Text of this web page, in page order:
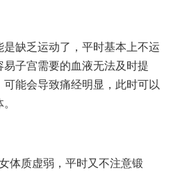
缺乏运动了，平时基本上不运
子宫需要的血液无法及时提
能会导致痛经明显，此时可以
体质虚弱，平时又不注意锻